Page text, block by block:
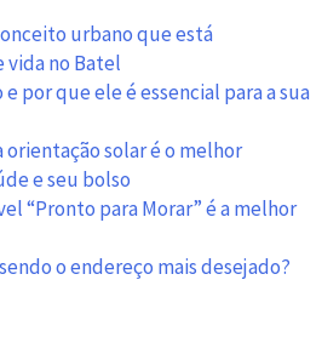
urbano que está
no Batel
por que ele é essencial para a sua
orientação solar é o melhor
e seu bolso
“Pronto para Morar” é a melhor
o endereço mais desejado?